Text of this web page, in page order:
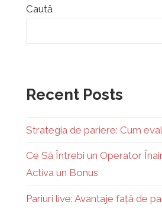
Caută
Recent Posts
Strategia de pariere: Cum
Ce Să Întrebi un Operator
Activa un Bonus
Pariuri live: Avantaje față de